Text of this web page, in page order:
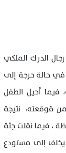
الدرك الملكي
في حالة حرجة إلى
فيما أحيل الطفل
قوقعته، نتيجة
، فيما نقلت جثة
يخلف إلى مستودع